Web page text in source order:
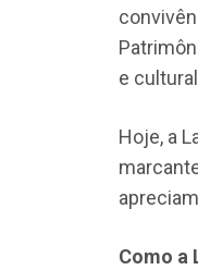
e
Hoje, a
Como a